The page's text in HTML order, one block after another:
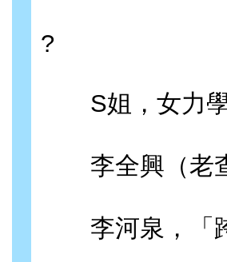
?
S姐，女力學
李全興（老
李河泉，「跨